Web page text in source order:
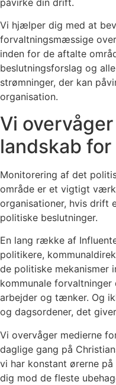
påvirke din drift.
Vi hjælper dig med at
forvaltningsmæssige
inden for de aftalte
beslutningsforslag og
strømninger, der kan
organisation.
Vi
landskab for
Monitorering af det
område er et vigtigt
organisationer, hvis drift
politiske beslutninger.
En lang række af
politikere,
de politiske mekanismer
kommunale
arbejder og tænker. Og
og dagsordener, det
Vi overvåger medierne
daglige gang på
vi har konstant ørerne
dig mod de fleste